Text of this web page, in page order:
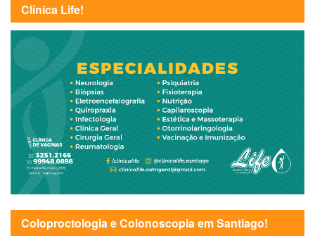
Clínica Life!
Coloproctologia e Colonoscopia em Santiago!